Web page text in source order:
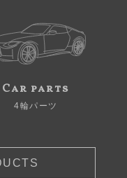
Car parts
4輪パーツ